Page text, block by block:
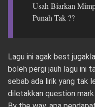
Usah Biarkan
Punah Tak ??
Lagu ini agak best
boleh pergi jauh lagu ini
sebab ada lirik yang tak
diletakkan question